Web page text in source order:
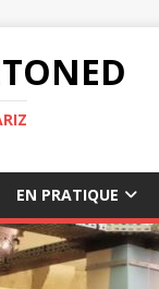
EN PRATIQUE